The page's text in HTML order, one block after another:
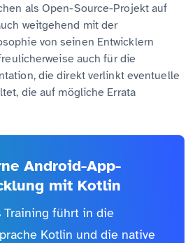
als Open-Source-Projekt auf
weitgehend mit der
von seinen Entwicklern
auch für die
die direkt verlinkt eventuelle
die auf mögliche Errata
Android-App-
mit Kotlin
Training führt in die
Kotlin und die native